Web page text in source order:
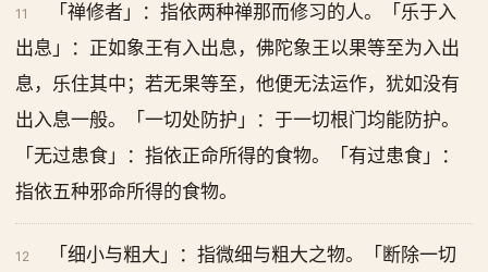
11
「禅修者」：指依两种禅那而修习的人。「乐于入
出息」：正如象王有入出息，佛陀象王以果等至为入出
息，乐住其中；若无果等至，他便无法运作，犹如没有
出入息一般。「一切处防护」：于一切根门均能防护。
「无过患食」：指依正命所得的食物。「有过患食」：
指依五种邪命所得的食物。
12
「细小与粗大」：指微细与粗大之物。「断除一切